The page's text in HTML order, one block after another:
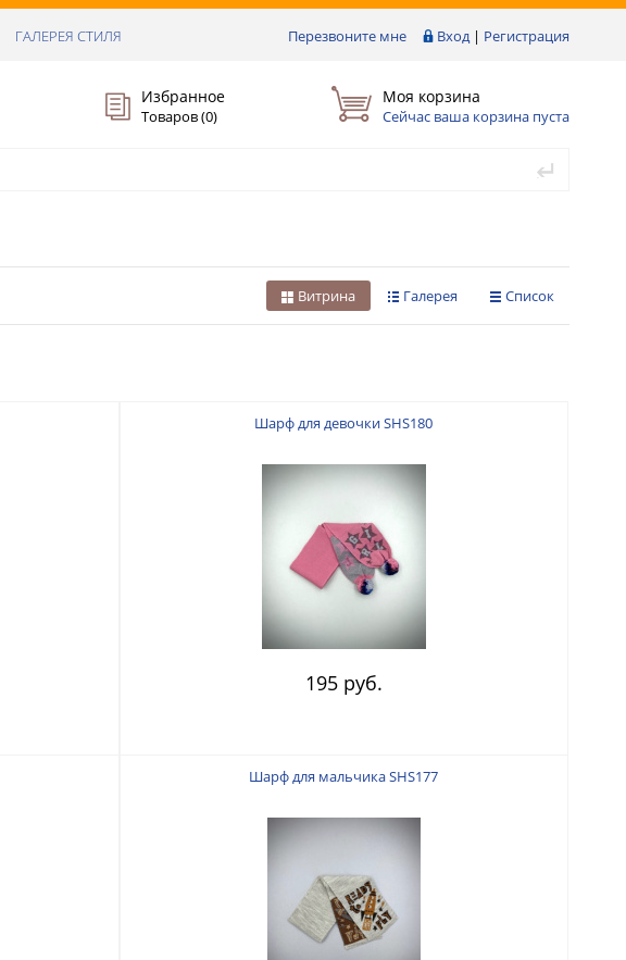
Перезвоните мне Вход | Регистрация
ГАЛЕРЕЯ СТИЛЯ
Избранное
Товаров (0)
Моя корзина
Сейчас ваша корзина пуста
Список
Галерея
Витрина
Шарф для девочки SHS180
195 руб.
Шарф для мальчика SHS177